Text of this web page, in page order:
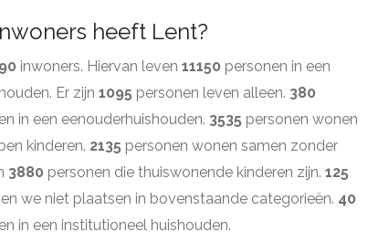
heeft Lent?
inwoners. Hiervan leven 11150 personen in een
Er zijn 1095 personen leven alleen. 380
in een eenouderhuishouden. 3535 personen wonen
kinderen. 2135 personen wonen samen zonder
3880 personen die thuiswonende kinderen zijn. 125
we niet plaatsen in bovenstaande categorieën. 40
in een institutioneel huishouden.